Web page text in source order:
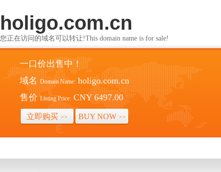
holigo.com.cn
您正在访问的域名可以转让!This domain name is for sale!
一口价出售中！
域名 Domain Name: holigo.com.cn
售价 Listing Price: CNY 6497.00
立即购买 >> BUY NOW >>